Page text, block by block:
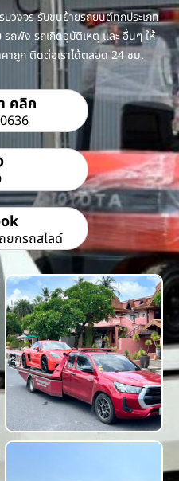
วงจร รับขนย้ายรถยนต์ทุกประเภท
รถพัง รถเกิดอุบัติเหตุ และ อื่นๆ ให้
าถูก ติดต่อเราได้ตลอด 24 ชม.
คลิก
ยกรถสไลด์